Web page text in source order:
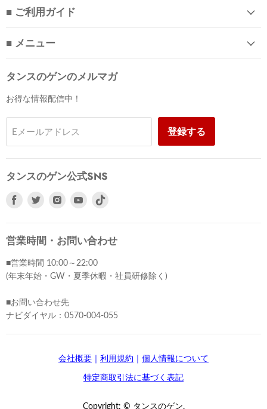
■ ご利用ガイド
■ メニュー
タンスのゲンのメルマガ
お得な情報配信中！
Eメールアドレス 登録する
タンスのゲン公式SNS
Facebook
つ
て
く
さ
い
Twitter
つ
て
く
さ
い
Instagram
つ
て
く
さ
い
Youtube
つ
て
く
い
営業時間・お問い合わせ
■営業時間 10:00～22:00
(年末年始・GW・夏季休暇・社員研修除く)
■お問い合わせ先
ナビダイヤル：0570-004-055
会社概要 ｜ 利用規約 ｜ 個人情報について
特定商取引法に基づく表記
Copyright: © タンスのゲン.